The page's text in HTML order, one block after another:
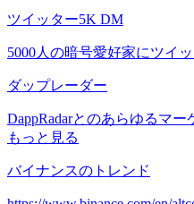
ツイッター5K DM
5000人の暗号愛好家にツイ
ダップレーダー
DappRadarとのあらゆるマ
もっと見る
バイナンスのトレンド